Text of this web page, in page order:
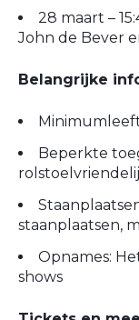
28 maart –
John de Bever
Belangrijke
Beperkte
staanplaatsen,
Opnames:
shows